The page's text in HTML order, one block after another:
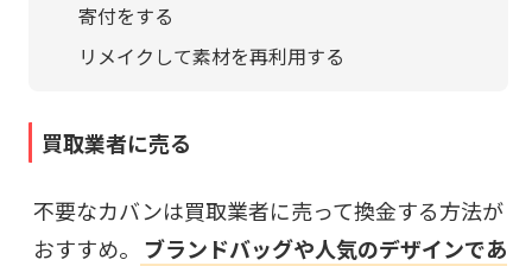
寄付をする
リメイクして素材を再利用する
買取業者に売る
不要なカバンは買取業者に売って換金する方法が
おすすめ。 ブランドバッグや人気のデザインであ